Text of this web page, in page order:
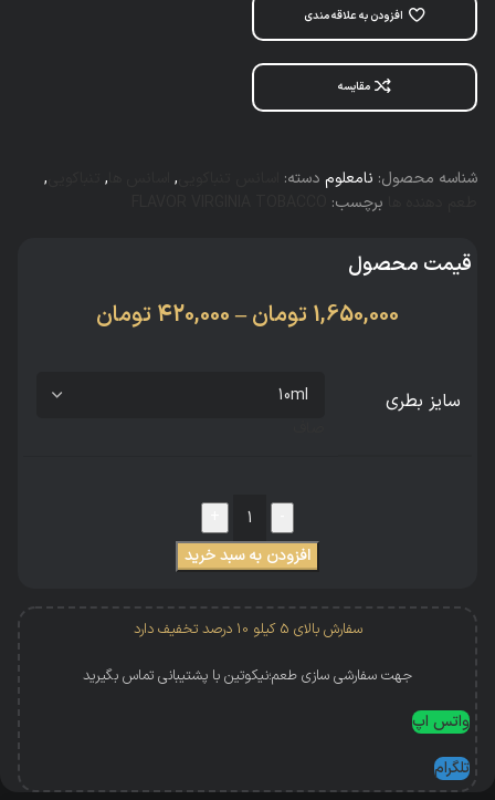
افزودن به علاقه مندی
مقایسه
شناسه محصول: نامعلوم دسته: ,
,
,
برچسب:
قیمت محصول
1,650,000 تومان –
420,000 تومان
سایز بطری
افزودن به سبد خرید
سفارش بالای 5 کیلو 10 درصد تخفیف دارد
جهت سفارشی سازی طعم؛نیکوتین با پشتیبانی تماس بگیرید
واتس اپ
تلگرام